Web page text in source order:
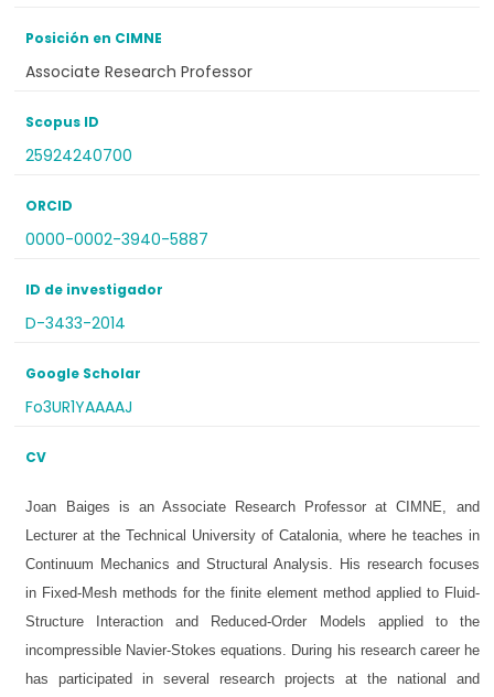
Posición en CIMNE
Associate Research Professor
Scopus ID
25924240700
ORCID
0000-0002-3940-5887
ID de investigador
D-3433-2014
Google Scholar
Fo3UR1YAAAAJ
CV
Joan Baiges is an Associate Research Professor at CIMNE, and
Lecturer at the Technical University of Catalonia, where he teaches in
Continuum Mechanics and Structural Analysis. His research focuses
in Fixed-Mesh methods for the finite element method applied to Fluid-
Structure Interaction and Reduced-Order Models applied to the
incompressible Navier-Stokes equations. During his research career he
has participated in several research projects at the national and